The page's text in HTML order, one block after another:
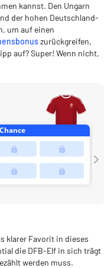
kannst. Den Ungarn
der hohen Deutschland-
um auf einen
zurückgreifen,
auf? Super! Wenn nicht,
klarer Favorit in dieses
die DFB-Elf in sich trägt
werden muss.